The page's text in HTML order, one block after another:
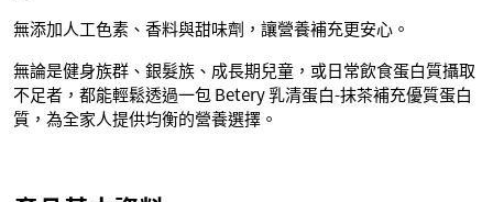
無添加人工色素、香料與甜味劑，讓營養補充更安心。
無論是健身族群、銀髮族、成長期兒童，或日常飲食蛋白質攝取
不足者，都能輕鬆透過一包 Betery 乳清蛋白-抹茶補充優質蛋白
質，為全家人提供均衡的營養選擇。